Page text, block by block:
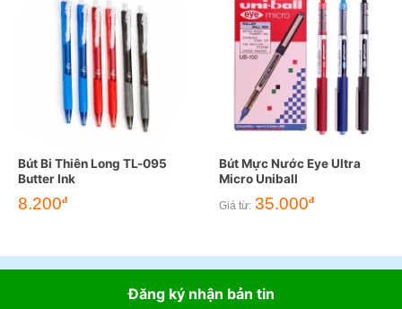
Bút Bi Thiên Long TL-095
Butter Ink
8.200đ
Bút Mực Nước Eye Ultra
Micro Uniball
Giá từ: 35.000đ
Đăng ký nhận bản tin